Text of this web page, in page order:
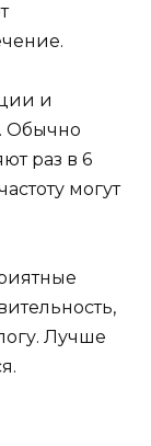
и
Обычно
раз в 6
могут
Лучше